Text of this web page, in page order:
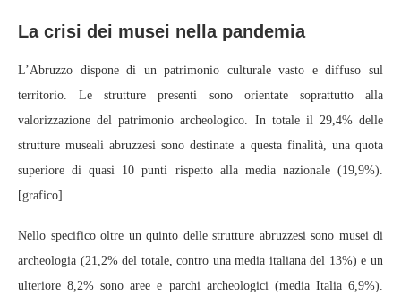
La crisi dei musei nella pandemia
L’Abruzzo dispone di un patrimonio culturale vasto e diffuso sul
territorio. Le strutture presenti sono orientate soprattutto alla
valorizzazione del patrimonio archeologico. In totale il 29,4% delle
strutture museali abruzzesi sono destinate a questa finalità, una quota
superiore di quasi 10 punti rispetto alla media nazionale (19,9%).
[grafico]
Nello specifico oltre un quinto delle strutture abruzzesi sono musei di
archeologia (21,2% del totale, contro una media italiana del 13%) e un
ulteriore 8,2% sono aree e parchi archeologici (media Italia 6,9%).